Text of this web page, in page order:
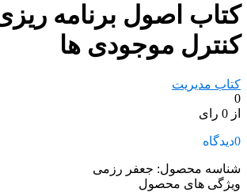
کتاب اصول برنامه
کنترل موجودی ها
کتاب مدیریت
0
از 0 رای
0دیدگاه
شناسه محصول: جعفر رزمی
ویژگی های محصول